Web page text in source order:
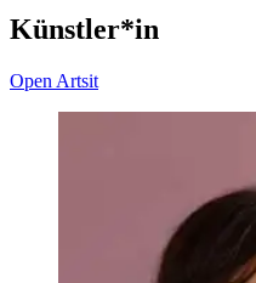
Künstler*in
Open Artsit